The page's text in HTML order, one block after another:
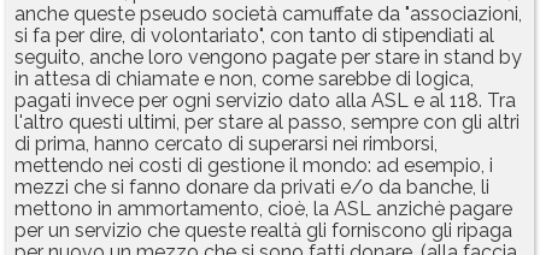
anche queste pseudo società camuffate da "associazioni,
si fa per dire, di volontariato", con tanto di stipendiati al
seguito, anche loro vengono pagate per stare in stand by
in attesa di chiamate e non, come sarebbe di logica,
pagati invece per ogni servizio dato alla ASL e al 118. Tra
l'altro questi ultimi, per stare al passo, sempre con gli altri
di prima, hanno cercato di superarsi nei rimborsi,
mettendo nei costi di gestione il mondo: ad esempio, i
mezzi che si fanno donare da privati e/o da banche, li
mettono in ammortamento, cioè, la ASL anzichè pagare
per un servizio che queste realtà gli forniscono gli ripaga